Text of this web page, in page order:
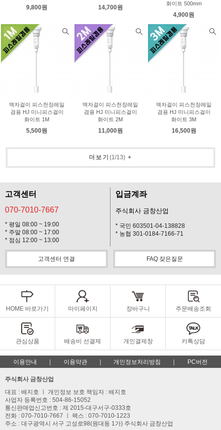
9,800원 14,700원
화이트 500mm
4,900원
액자걸이 피스천장레일
겸용 HJ 미니피스걸이
화이트 1M
5,500원
액자걸이 피스천장레일
겸용 HJ 미니피스걸이
화이트 2M
11,000원
액자걸이 피스천장레일
겸용 HJ 미니피스걸이
화이트 3M
16,500원
더보기 (1/13) +
고객센터
070-7010-7667
* 평일 08:00 ~ 19:00
* 주말 08:00 ~ 17:00
* 점심 12:00 ~ 13:00
입금계좌
주식회사 금창산업
* 국민 603501-04-138828
* 농협 301-0184-7166-71
고객센터 연결 FAQ 잦은질문
HOME 바로가기 마이페이지 장바구니 주문배송조회
관심상품 배송비 선결제 개인결제창 카톡상담
이용안내 이용약관 개인정보처리방침 PC버전
주식회사 금창산업
대표 : 배지호 ㅣ 개인정보 보호 책임자 : 배지호
사업자 등록번호 : 504-86-15052
통신판매업신고번호 : 제 2015-대구서구-0333호
전화 : 070-7010-7667 ㅣ 팩스 : 070-7010-1223
주소 : 대구광역시 서구 고성로98(원대동 1가) 주식회사 금창산업